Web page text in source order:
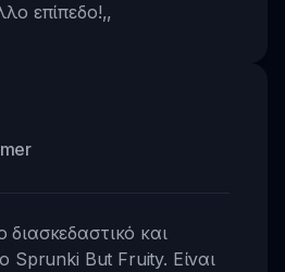
επίπεδο!,,
και
Sprunki But Fruity. Είναι